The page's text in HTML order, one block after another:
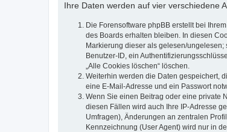
Ihre Daten werden auf vier verschiedene
Die Forensoftware phpBB erstellt bei
des Boards erhalten bleiben. In diesen
Markierung dieser als gelesen/
Benutzer-ID, ein
„Alle Cookies löschen“ löschen.
Weiterhin werden die Daten gespeichert,
eine E-Mail-Adresse und ein Passwort
Wenn Sie einen Beitrag oder eine private
diesen Fällen wird auch Ihre IP-Adresse
Umfragen), Änderungen an zentralen
Kennzeichnung (User Agent) wird nur in